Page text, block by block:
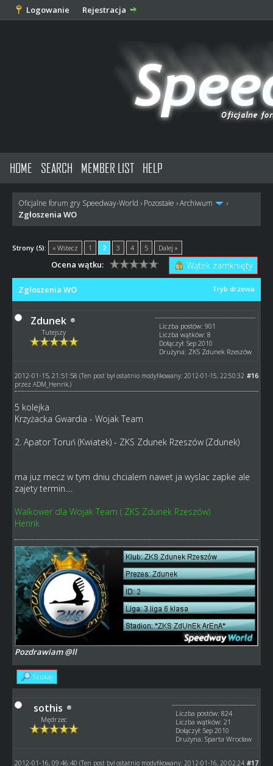
Logowanie Rejestracja
HOME SEARCH MEMBER LIST HELP
Oficjalne forum gry Speedway-World › Pozostałe ›Archiwum ›
Zgłoszenia WO
Strony (5): « Wstecz 1 2 3 4 5 Dalej »
Wątek zamknięty
Ocena wątku:
Tryb drzewa
Zgłoszenia WO
Zdunek
Tutejszy
Liczba postów: 901
Liczba wątków: 8
Dołączył: Sep 2010
Drużyna: ZKS Zdunek Rzeszów
#16
2012-01-15, 21:51:58 (Ten post był ostatnio modyfikowany: 2012-01-15, 22:50:32
przez ADM_Henrik.)
5 kolejka
Krzyżacka Gwardia - Wojak Team
2. Apator Toruń (Kwiatek) - ZKS Zdunek Rzeszów (Zdunek)
ma juz mecz w tym dniu chcialem nawet ja wyslac zapke ale
zajety termin....
Walkower dla Wojak Team ( ZKS Zdunek Rzeszów)
Henrik
Pozdrawiam @ll
Szukaj
sothis
Mędrzec
Liczba postów: 824
Liczba wątków: 21
Dołączył: Sep 2010
Drużyna: Sparta Wrocław
#17
2012-01-16, 09:46:40 (Ten post był ostatnio modyfikowany: 2012-01-16, 20:02:24